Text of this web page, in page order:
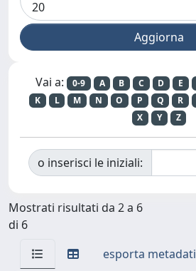
Vai a: 0-9 A B C D E
K
L M N O P Q R
X
Y Z
o inserisci le iniziali:
Mostrati risultati da 2 a 6
di 6
esporta metadati